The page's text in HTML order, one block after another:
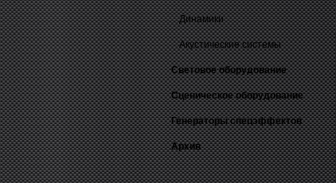
Динамики
Акустические системы
Световое оборудование
Сценическое оборудование
Генераторы спецэффектов
Архив